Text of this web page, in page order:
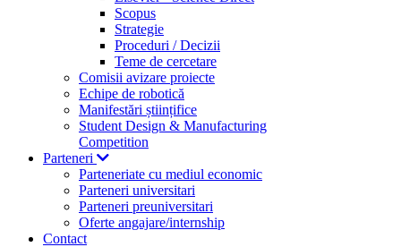
Scopus
Strategie
Proceduri / Decizii
Teme de cercetare
Comisii avizare proiecte
Echipe de robotică
Manifestări științifice
Student Design & Manufacturing
Competition
Parteneri
Parteneriate cu mediul economic
Parteneri universitari
Parteneri preuniversitari
Oferte angajare/internship
Contact